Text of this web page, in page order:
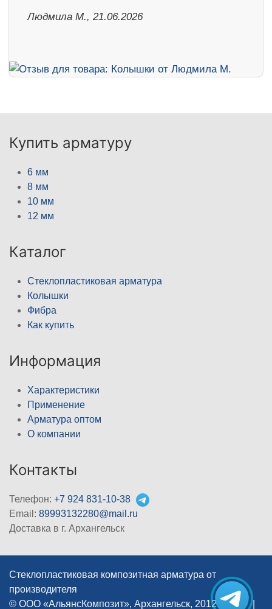
Людмила М., 21.06.2026
Купить арматуру
6 мм
8 мм
10 мм
12 мм
Каталог
Стеклопластиковая арматура
Колышки
Фибра
Как купить
Информация
Характеристики
Применение
Арматура оптом
О компании
Контакты
Телефон: +7 924 831-10-38
Email: 89993132280@mail.ru
Доставка в г. Архангельск
Стеклопластиковая композитная арматура от
производителя
© ООО «АльянсКомпозит», Архангельск, 2012–2026
|